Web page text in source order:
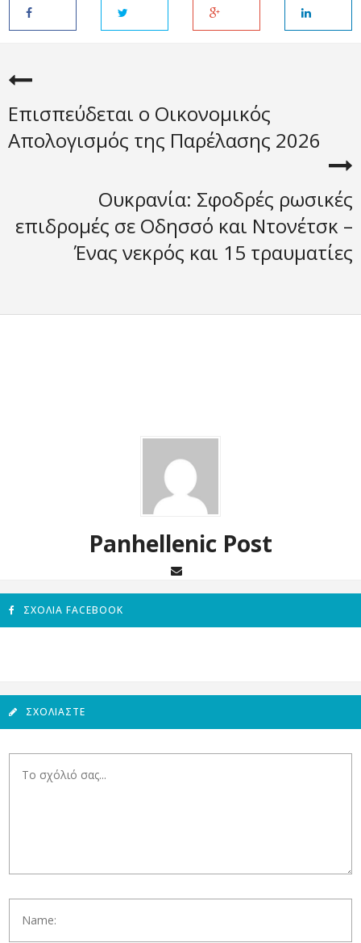
Επισπεύδεται ο Οικονομικός
Απολογισμός της Παρέλασης 2026
Ουκρανία: Σφοδρές ρωσικές
επιδρομές σε Οδησσό και Ντονέτσκ –
Ένας νεκρός και 15 τραυματίες
Panhellenic Post
ΣΧΌΛΙΑ FACEBOOK
ΣΧΟΛΙΆΣΤΕ